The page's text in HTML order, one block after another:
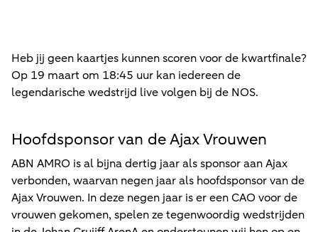
De persoonlijke brief van Feline
Heb jij geen kaartjes kunnen scoren voor de kwartfinale?
Op 19 maart om 18:45 uur kan iedereen de
legendarische wedstrijd live volgen bij de NOS.
Hoofdsponsor van de Ajax Vrouwen
ABN AMRO is al bijna dertig jaar als sponsor aan Ajax
verbonden, waarvan negen jaar als hoofdsponsor van de
Ajax Vrouwen. In deze negen jaar is er een CAO voor de
vrouwen gekomen, spelen ze tegenwoordig wedstrijden